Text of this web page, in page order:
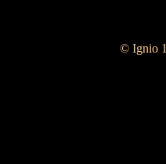
© Ignio